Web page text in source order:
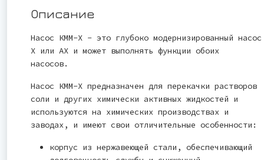
Описание
Насос КММ-Х - это глубоко модернизированный насос
Х или АХ и может выполнять функции обоих
насосов.
Насос КММ-Х предназначен для перекачки растворов
соли и других химически активных жидкостей и
используются на химических производствах и
заводах, и имеют свои отличительные особенности:
корпус из нержавеющей стали, обеспечивающий